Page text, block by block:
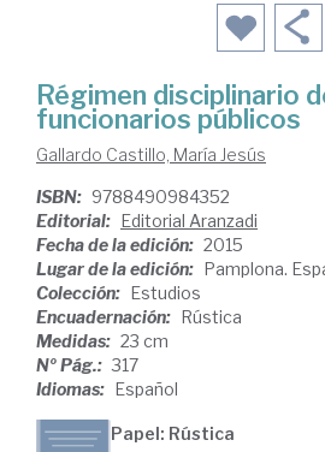
Régimen disciplinario
funcionarios públicos
Gallardo Castillo, María Jesús
ISBN: 9788490984352
Editorial: Editorial Aranzadi
Fecha de la edición: 2015
Lugar de la edición: Pamplona.
Colección: Estudios
Encuadernación: Rústica
Medidas: 23 cm
Nº Pág.: 317
Idiomas: Español
Papel: Rústica